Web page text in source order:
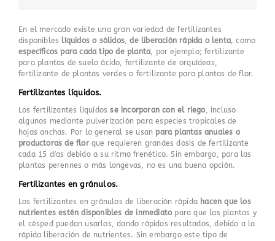
En el mercado existe una gran variedad de fertilizantes
disponibles líquidos o sólidos, de liberación rápida o lenta, como
específicos para cada tipo de planta, por ejemplo; fertilizante
para plantas de suelo ácido, fertilizante de orquídeas,
fertilizante de plantas verdes o fertilizante para plantas de flor.
Fertilizantes líquidos.
Los fertilizantes líquidosse incorporan con el riego, incluso
algunos mediante pulverización para especies tropicales de
hojas anchas. Por lo general se usanpara plantas anuales o
productoras de florque requieren grandes dosis de fertilizante
cada 15 días debido a su ritmo frenético. Sin embargo, para las
plantas perennes o más longevas, no es una buena opción.
Fertilizantes en gránulos.
Los fertilizantes en gránulos de liberación rápida hacen que los
nutrientes estén disponibles de inmediato para que las plantas y
el césped puedan usarlos, dando rápidos resultados, debido a la
rápida liberación de nutrientes. Sin embargo este tipo de